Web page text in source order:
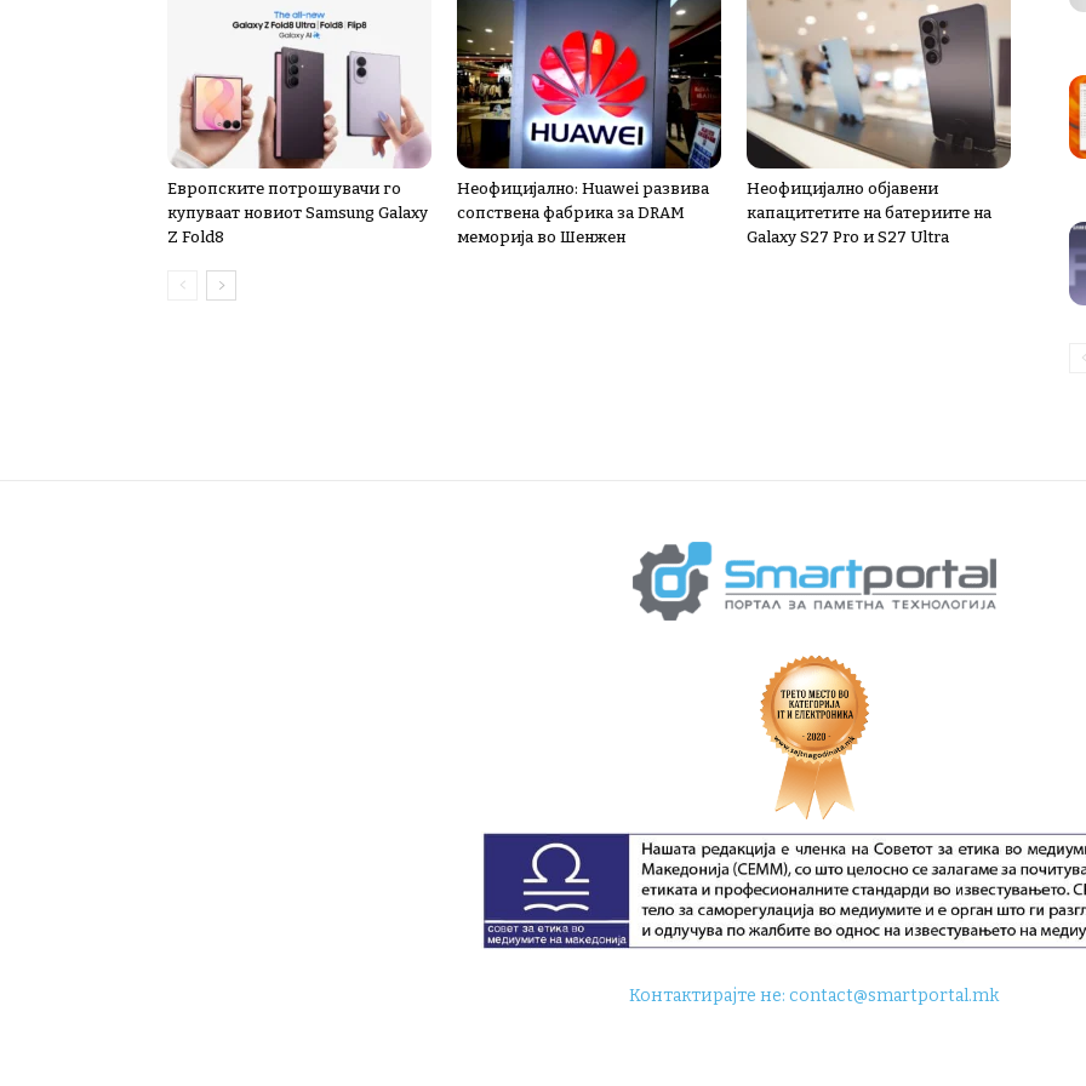
Европските потрошувачи го
купуваат новиот Samsung Galaxy
Z Fold8
Неофицијално: Huawei развива
сопствена фабрика за DRAM
меморија во Шенжен
Неофицијално објавени
капацитетите на батериите на
Galaxy S27 Pro и S27 Ultra
Контактирајте не:contact@smartportal.mk